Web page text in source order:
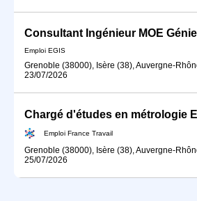
Emploi EGIS
Grenoble (38000), Isère (38), Auvergne-
23/07/2026
Emploi France Travail
Grenoble (38000), Isère (38), Auvergne-
25/07/2026